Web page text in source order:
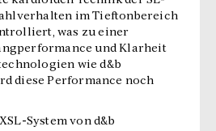
im Tieftonbereich
was zu einer
und Klarheit
wie d&b
diese Performance noch
System von d&b